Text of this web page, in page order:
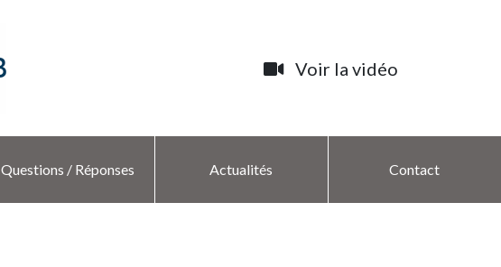
Voir la vidéo
Questions / Réponses Actualités Contact